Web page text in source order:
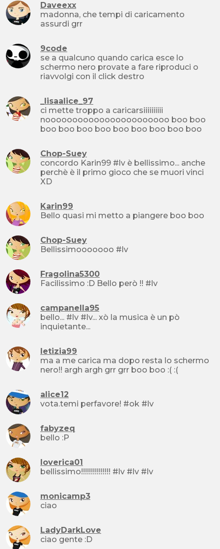
Daveexx
madonna, che tempi di caricamento
assurdi grr
9code
se a qualcuno quando carica esce lo
schermo nero provate a fare riproduci o
riavvolgi con il click destro
_lisaalice_97
ci mette troppo a caricarsiiiiiiiiii
nooooooooooooooooooooooo boo boo
boo boo boo boo boo boo boo boo boo
Chop-Suey
concordo Karin99 #lv è bellissimo... anche
perchè è il primo gioco che se muori vinci
XD
Karin99
Bello quasi mi metto a piangere boo boo
Chop-Suey
Bellissimooooooo #lv
Fragolina5300
Facilissimo :D Bello però !! #lv
campanella95
bello... #lv #lv... xò la musica è un pò
inquietante...
letizia99
ma a me carica ma dopo resta lo schermo
nero!! argh argh grr grr boo boo :( :(
alice12
vota.temi perfavore! #ok #lv
fabyzeq
bello :P
loverica01
bellissimo!!!!!!!!!!!!!!! #lv #lv #lv
monicamp3
ciao
LadyDarkLove
ciao gente :D